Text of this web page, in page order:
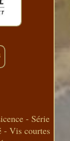
- Série
Vis courtes